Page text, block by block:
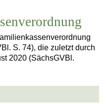
S. 74), die zuletzt durch
2020 (SächsGVBl.